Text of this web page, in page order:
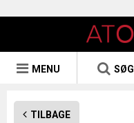
SØG
MENU
TILBAGE